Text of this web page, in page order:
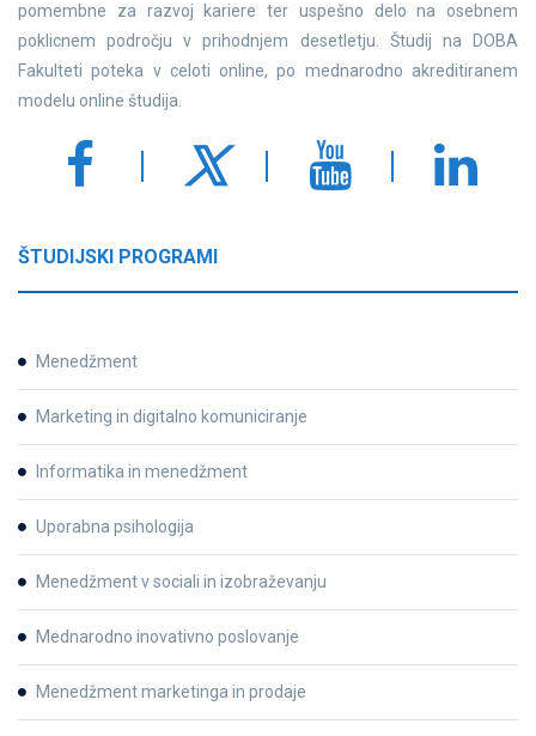
pomembne za razvoj kariere ter uspešno delo na osebnem
poklicnem področju v prihodnjem desetletju. Študij na DOBA
Fakulteti poteka v celoti online, po mednarodno akreditiranem
modelu online študija.
ŠTUDIJSKI PROGRAMI
Menedžment
Marketing in digitalno komuniciranje
Informatika in menedžment
Uporabna psihologija
Menedžment v sociali in izobraževanju
Mednarodno inovativno poslovanje
Menedžment marketinga in prodaje